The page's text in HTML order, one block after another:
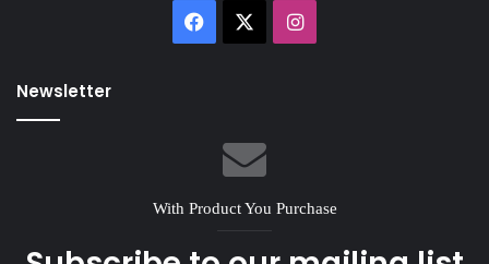
Facebook Instagram
Newsletter
With Product You Purchase